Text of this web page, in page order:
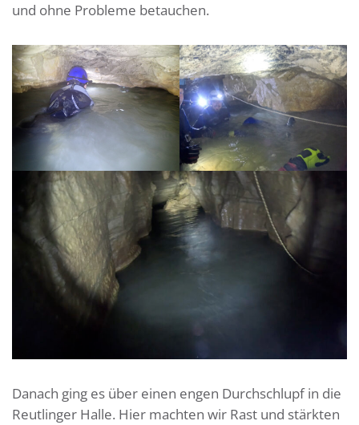
und ohne Probleme betauchen.
Danach ging es über einen engen Durchschlupf in die
Reutlinger Halle. Hier machten wir Rast und stärkten